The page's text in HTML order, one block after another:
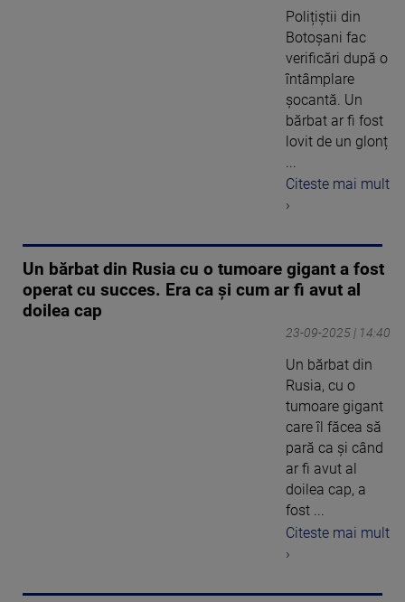
Polițiștii din
Botoșani fac
verificări după o
întâmplare
șocantă. Un
bărbat ar fi fost
lovit de un glonț
Citeste mai mult
›
Un bărbat din Rusia cu o tumoare gigant a fost
operat cu succes. Era ca și cum ar fi avut al
doilea cap
23-09-2025 | 14:40
Un bărbat din
Rusia, cu o
tumoare gigant
care îl făcea să
pară ca și când
ar fi avut al
doilea cap, a
fost ...
Citeste mai mult
›